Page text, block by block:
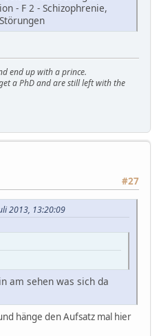
- F 2 - Schizophrenie,
end up with a prince.
a PhD and are still left with the
#27
2013, 13:20:09
am sehen was sich da
hänge den Aufsatz mal hier